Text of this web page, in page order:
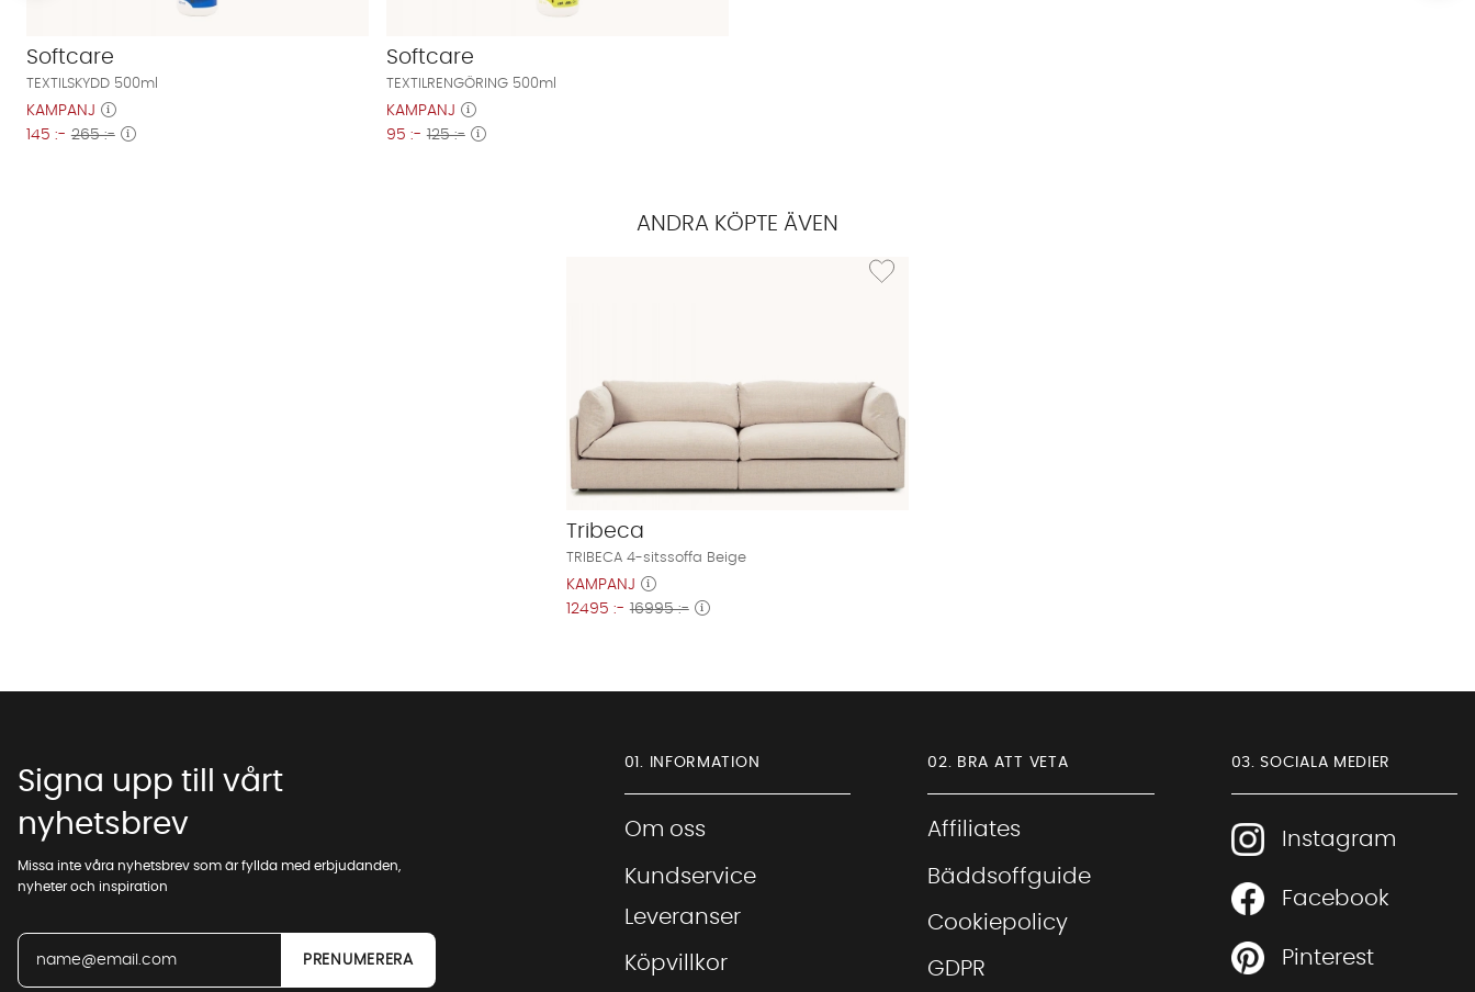
Softcare
TEXTILSKYDD 500ml
KAMPANJ
145 :- 265 :-
Softcare
TEXTILRENGÖRING 500ml
KAMPANJ
95 :- 125 :-
ANDRA KÖPTE ÄVEN
Lägg till i önskelista: TRIBECA 4-sitssoffa Beige
Tribeca
TRIBECA 4-sitssoffa Beige
KAMPANJ
12495 :- 16995 :-
Signa upp till vårt
nyhetsbrev
Missa inte våra nyhetsbrev som är fyllda med erbjudanden,
nyheter och inspiration
01. INFORMATION
Om oss
Kundservice
Leveranser
Köpvillkor
02. BRA ATT VETA
Affiliates
Bäddsoffguide
Cookiepolicy
GDPR
03. SOCIALA MEDIER
Instagram
Facebook
Pinterest